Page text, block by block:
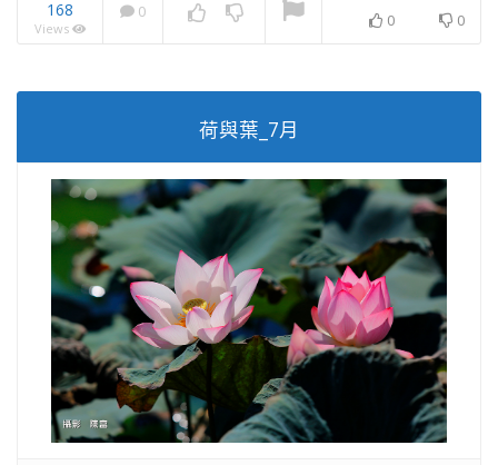
168
Views
0 0 0
荷與葉_7月